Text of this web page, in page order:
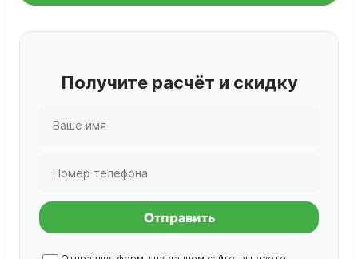
Получите расчёт и скидку
Отправить